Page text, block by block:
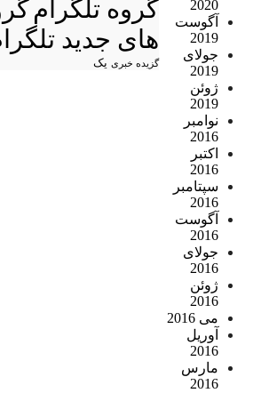
2020
آگوست
2019
جولای
2019
ژوئن
2019
نوامبر
2016
اکتبر
2016
سپتامبر
2016
آگوست
2016
جولای
2016
ژوئن
2016
می 2016
آوریل
2016
مارس
2016
گروه تلگرام
های جدید
گزیده خبری یک